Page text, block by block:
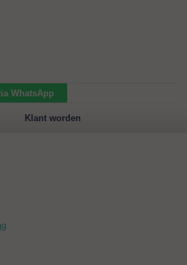
WhatsApp
Collection
Klant worden